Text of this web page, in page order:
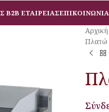
B2B ΕΤΑΙΡΕΙΑΣΕΠΙΚΟΙΝΩΝΙΑ
Πλατώ